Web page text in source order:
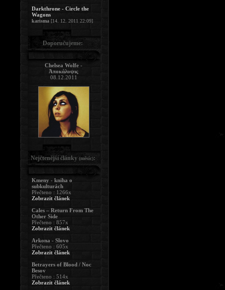
Darkthrone - Circle the
Wagons
karisma [14. 12. 2011 22:09]
Doporučujeme:
Chelsea Wolfe -
Ἀποκάλυψις
08.12.2011
Nejčtenější články (měsíc):
Kmeny - kniha o
subkulturách
Přečteno : 1266x
Zobrazit článek
Cales – Return From The
Other Side
Přečteno : 857x
Zobrazit článek
Arkona - Slovo
Přečteno : 605x
Zobrazit článek
Betrayers of Blood / Noc
Besov
Přečteno : 514x
Zobrazit článek